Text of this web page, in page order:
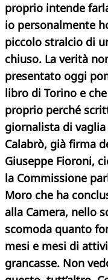
proprio intende
io personalmente
piccolo stralcio di
chiuso. La verità
presentato oggi
libro di Torino e
proprio perché
giornalista di
Calabrò, già firma
Giuseppe Fioroni,
la Commissione
Moro che ha
alla Camera, nello
scomoda quanto
mesi e mesi di
grancasse. Non